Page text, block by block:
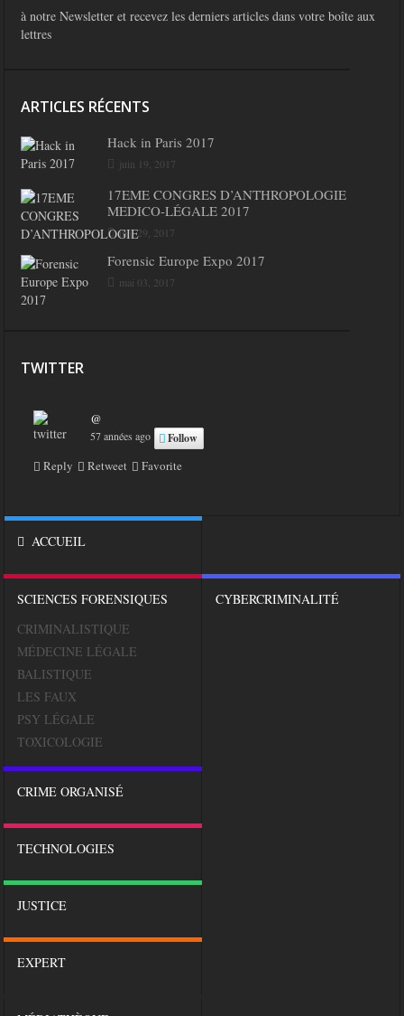
à notre Newsletter et recevez les derniers articles dans votre boîte aux
lettres
ARTICLES RÉCENTS
Hack in Paris 2017
juin 19, 2017
17EME CONGRES D’ANTHROPOLOGIE
MEDICO-LÉGALE 2017
mai 29, 2017
Forensic Europe Expo 2017
mai 03, 2017
TWITTER
@
57 années ago Follow
Reply Retweet Favorite
ACCUEIL
SCIENCES FORENSIQUES
CRIMINALISTIQUE
MÉDECINE LÉGALE
BALISTIQUE
LES FAUX
PSY LÉGALE
TOXICOLOGIE
CYBERCRIMINALITÉ
CRIME ORGANISÉ
TECHNOLOGIES
JUSTICE
EXPERT